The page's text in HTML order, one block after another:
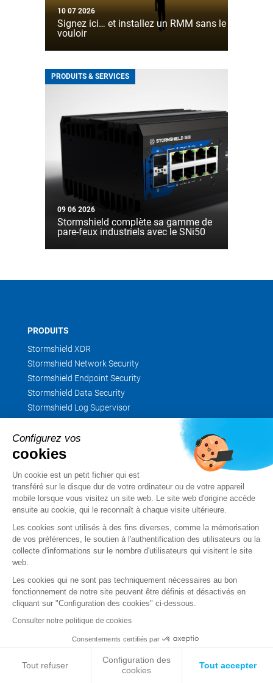
10 07 2026
Signez ici… et installez un RMM sans le
vouloir
PRODUITS & SERVICES
09 06 2026
Stormshield complète sa gamme de
pare-feux industriels avec le SNi50
PRODUITS
Stormshield XDR
Stormshield Network Security
Stormshield Endpoint Security
Stormshield Data Security
Stormshield Log Supervisor
Produits certifiés et qualifiés
Fiches produits
Advisories Stormshield
Trouver un partenaire
Devenir partenaire
MyStormshield
SERVICES
Support technique
Services professionnels
Calendrier des formations
Configurez vos
cookies
Un cookie est un petit fichier qui est
transféré sur le disque dur de votre ordinateur ou de votre appareil
mobile lorsque vous visitez un site web. Le site web d'origine accède
ensuite au cookie, qui le reconnaît à chaque visite ultérieure.
Les cookies sont utilisés à des fins diverses, comme la mémorisation
de vos préférences, le soutien à l'authentification des utilisateurs ou la
collecte d'informations sur le nombre d'utilisateurs qui visitent le site
web.
Les cookies qui ne sont pas techniquement nécessaires au bon
fonctionnement de notre site peuvent être définis et désactivés en
cliquant sur "Configuration des cookies" ci-dessous.
Consulter notre politique de cookies
Consentements certifiés par
Tout refuser
Configuration des
cookies
Tout accepter